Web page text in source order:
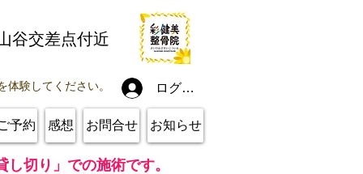
谷交差点付近
予約 感想 お問合せ お知らせ
験してください。
切り」での施術です。
ログイン